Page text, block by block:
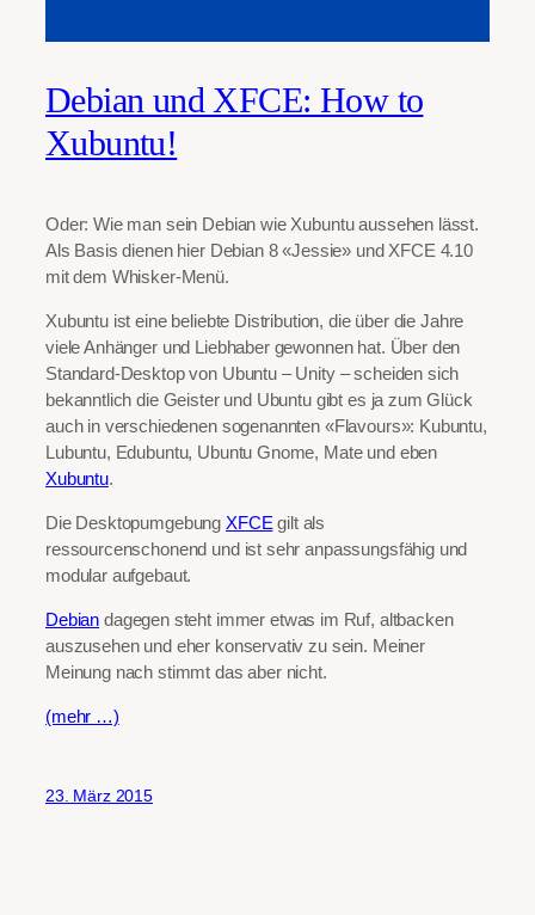
Debian und XFCE: How to
Xubuntu!
Oder: Wie man sein Debian wie Xubuntu aussehen lässt.
Als Basis dienen hier Debian 8 «Jessie» und XFCE 4.10
mit dem Whisker-Menü.
Xubuntu ist eine beliebte Distribution, die über die Jahre
viele Anhänger und Liebhaber gewonnen hat. Über den
Standard-Desktop von Ubuntu – Unity – scheiden sich
bekanntlich die Geister und Ubuntu gibt es ja zum Glück
auch in verschiedenen sogenannten «Flavours»: Kubuntu,
Lubuntu, Edubuntu, Ubuntu Gnome, Mate und eben
Xubuntu.
Die Desktopumgebung XFCE gilt als
ressourcenschonend und ist sehr anpassungsfähig und
modular aufgebaut.
Debian dagegen steht immer etwas im Ruf, altbacken
auszusehen und eher konservativ zu sein. Meiner
Meinung nach stimmt das aber nicht.
(mehr …)
23. März 2015